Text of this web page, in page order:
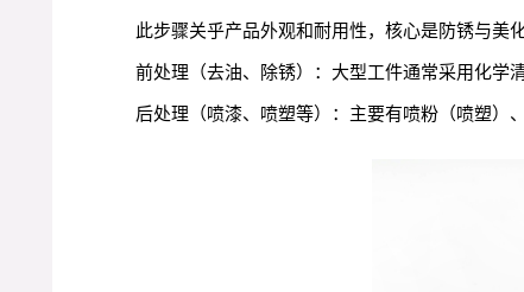
此步骤关乎产品外观和耐用性，核心是防锈与美化
前处理（去油、除锈）：大型工件通常采用化学
后处理（喷漆、喷塑等）：主要有喷粉（喷塑）